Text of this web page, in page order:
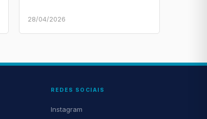
28/04/2026
REDES SOCIAIS
Instagram